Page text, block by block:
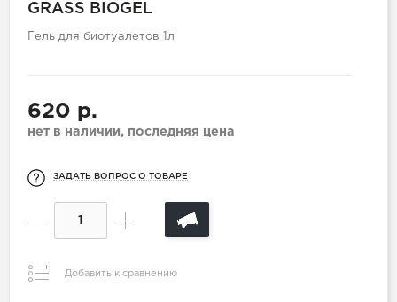
GRASS BIOGEL
Гель для биотуалетов 1л
620 р.
нет в наличии, последняя цена
ЗАДАТЬ ВОПРОС О ТОВАРЕ
Добавить к сравнению